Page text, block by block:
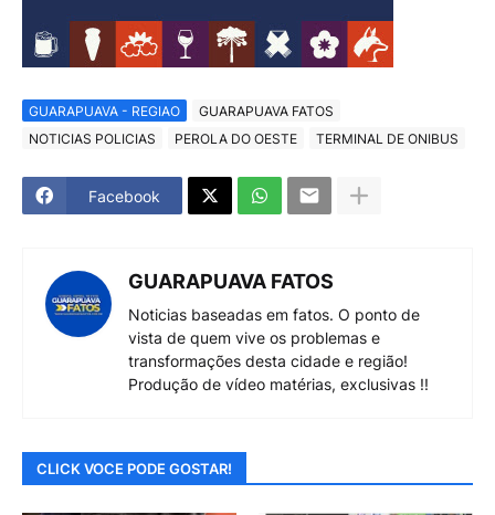
GUARAPUAVA - REGIAO
GUARAPUAVA FATOS
NOTICIAS POLICIAS
PEROLA DO OESTE TERMINAL DE ONIBUS
Facebook
GUARAPUAVA FATOS
Noticias baseadas em fatos. O ponto de
vista de quem vive os problemas e
transformações desta cidade e região!
Produção de vídeo matérias, exclusivas !!
CLICK VOCE PODE GOSTAR!